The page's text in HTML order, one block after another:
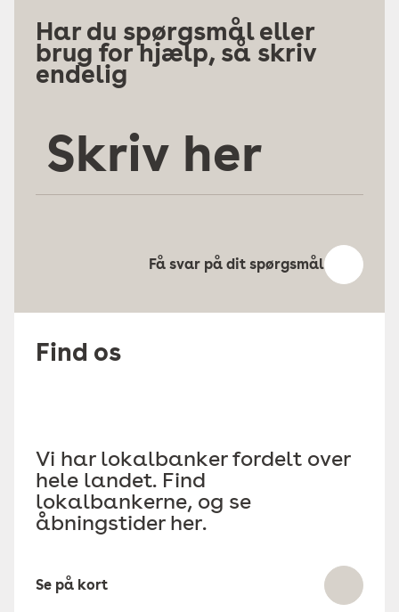
Har du spørgsmål eller
brug for hjælp, så skriv
endelig
her
Få svar på dit spørgsmål
Find os
Vi har lokalbanker fordelt over
hele landet. Find
lokalbankerne, og se
åbningstider her.
Se på kort